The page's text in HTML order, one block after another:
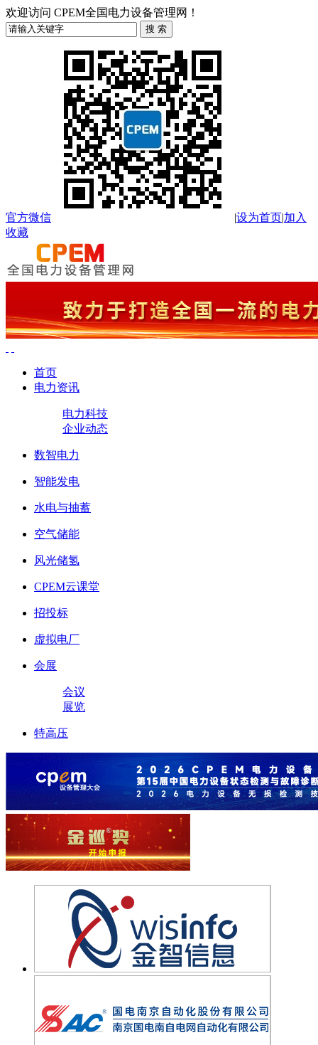
欢迎访问 CPEM全国电力设备管理网！
官方微信 |设为首页|加入
收藏
首页
电力资讯
电力科技
企业动态
数智电力
智能发电
水电与抽蓄
空气储能
风光储氢
CPEM云课堂
招投标
虚拟电厂
会展
会议
展览
特高压